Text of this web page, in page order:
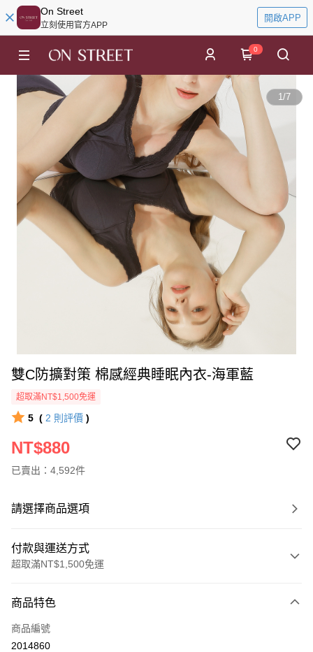
On Street
立刻使用官方APP
開啟APP
0
1/7
雙C防擴對策 棉感經典睡眠內衣-海軍藍
超取滿NT$1,500免運
5 ( 2 則評價 )
NT$880
已賣出：4,592件
請選擇商品選項
付款與運送方式
超取滿NT$1,500免運
信用卡一次付款
信用卡分期付款
商品特色
商品編號
2014860